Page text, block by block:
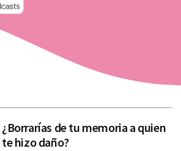
¿Borrarías de tu memoria a quien
te hizo daño?